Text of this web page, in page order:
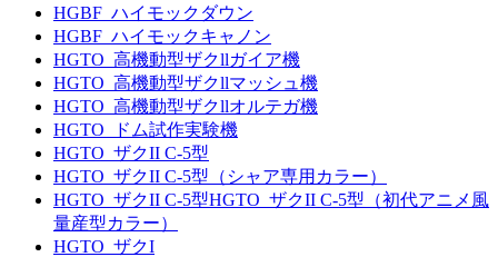
HGBF_ハイモックダウン
HGBF_ハイモックキャノン
HGTO_高機動型ザクllガイア機
HGTO_高機動型ザクllマッシュ機
HGTO_高機動型ザクllオルテガ機
HGTO_ドム試作実験機
HGTO_ザクII C-5型
HGTO_ザクII C-5型（シャア専用カラー）
HGTO_ザクII C-5型HGTO_ザクII C-5型（初代アニメ風
量産型カラー）
HGTO_ザクI